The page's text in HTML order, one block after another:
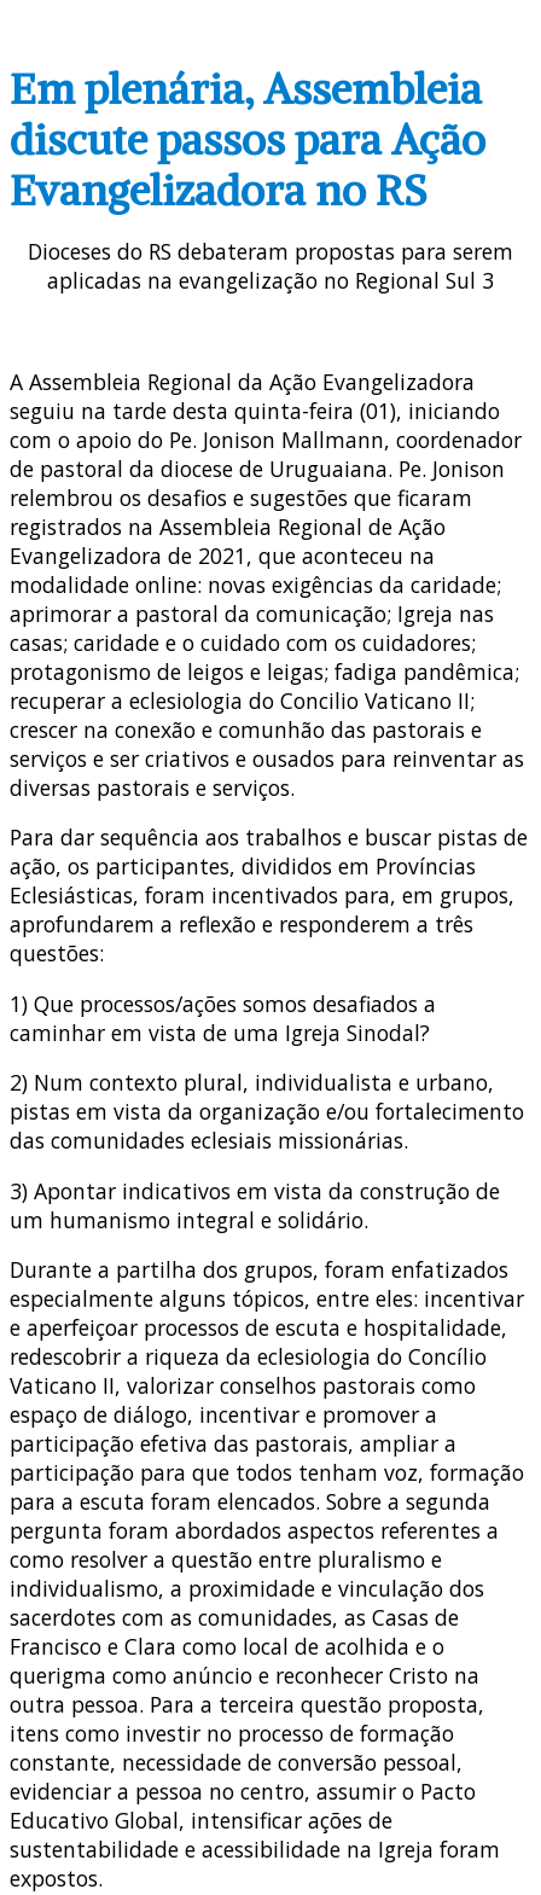
Em plenária, Assembleia
discute passos para Ação
Evangelizadora no RS
Dioceses do RS debateram propostas para serem
aplicadas na evangelização no Regional Sul 3
A Assembleia Regional da Ação Evangelizadora
seguiu na tarde desta quinta-feira (01), iniciando
com o apoio do Pe. Jonison Mallmann, coordenador
de pastoral da diocese de Uruguaiana. Pe. Jonison
relembrou os desafios e sugestões que ficaram
registrados na Assembleia Regional de Ação
Evangelizadora de 2021, que aconteceu na
modalidade online: novas exigências da caridade;
aprimorar a pastoral da comunicação; Igreja nas
casas; caridade e o cuidado com os cuidadores;
protagonismo de leigos e leigas; fadiga pandêmica;
recuperar a eclesiologia do Concilio Vaticano II;
crescer na conexão e comunhão das pastorais e
serviços e ser criativos e ousados para reinventar as
diversas pastorais e serviços.
Para dar sequência aos trabalhos e buscar pistas de
ação, os participantes, divididos em Províncias
Eclesiásticas, foram incentivados para, em grupos,
aprofundarem a reflexão e responderem a três
questões:
1) Que processos/ações somos desafiados a
caminhar em vista de uma Igreja Sinodal?
2) Num contexto plural, individualista e urbano,
pistas em vista da organização e/ou fortalecimento
das comunidades eclesiais missionárias.
3) Apontar indicativos em vista da construção de
um humanismo integral e solidário.
Durante a partilha dos grupos, foram enfatizados
especialmente alguns tópicos, entre eles: incentivar
e aperfeiçoar processos de escuta e hospitalidade,
redescobrir a riqueza da eclesiologia do Concílio
Vaticano II, valorizar conselhos pastorais como
espaço de diálogo, incentivar e promover a
participação efetiva das pastorais, ampliar a
participação para que todos tenham voz, formação
para a escuta foram elencados. Sobre a segunda
pergunta foram abordados aspectos referentes a
como resolver a questão entre pluralismo e
individualismo, a proximidade e vinculação dos
sacerdotes com as comunidades, as Casas de
Francisco e Clara como local de acolhida e o
querigma como anúncio e reconhecer Cristo na
outra pessoa. Para a terceira questão proposta,
itens como investir no processo de formação
constante, necessidade de conversão pessoal,
evidenciar a pessoa no centro, assumir o Pacto
Educativo Global, intensificar ações de
sustentabilidade e acessibilidade na Igreja foram
expostos.